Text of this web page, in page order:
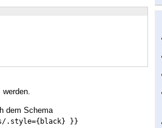
dem Schema
.style={black} }}